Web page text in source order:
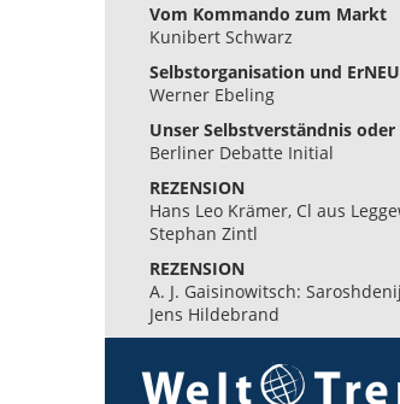
Vom Kommando zum Markt
Kunibert Schwarz
Selbstorganisation und
Werner Ebeling
Unser Selbstverständnis
Berliner Debatte Initial
REZENSION
Hans Leo Krämer, Cl aus
Stephan Zintl
REZENSION
A. J. Gaisinowitsch:
Jens Hildebrand